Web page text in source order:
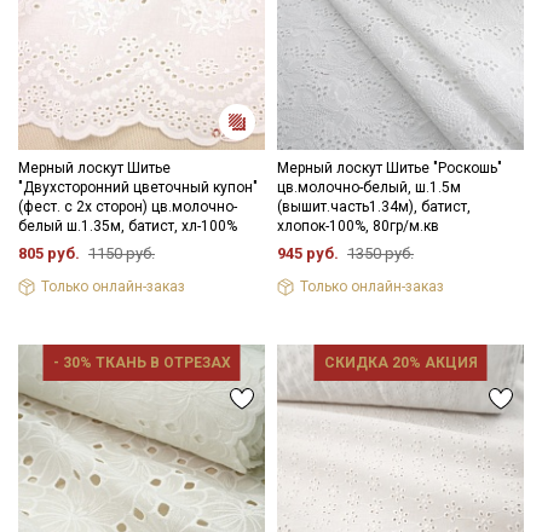
Мерный лоскут Шитье
"Двухсторонний цветочный купон"
(фест. с 2х сторон) цв.молочно-
белый ш.1.35м, батист, хл-100%
805 руб. 1150 руб.
Только онлайн-заказ
Мерный лоскут Шитье "Роскошь"
цв.молочно-белый, ш.1.5м
(вышит.часть1.34м), батист,
хлопок-100%, 80гр/м.кв
945 руб. 1350 руб.
Только онлайн-заказ
- 30% ТКАНЬ В ОТРЕЗАХ СКИДКА 20% АКЦИЯ
Секретная рассылка от Купава
Мы публикуем здесь дополнительные
промокоды и скидки до 30% на узкие
категории тканей
Электронная почта
Подписаться
Ознакомлен(а) сПолитикой обработки персональных
данных
и даюСогласие на обработку персональных
данных